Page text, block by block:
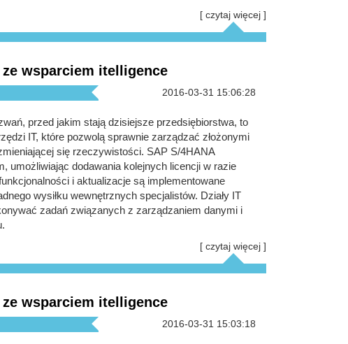
[ czytaj więcej ]
wsparciem itelligence
2016-03-31 15:06:28
przed jakim stają dzisiejsze przedsiębiorstwa, to
IT, które pozwolą sprawnie zarządzać złożonymi
się rzeczywistości. SAP S/4HANA
umożliwiając dodawania kolejnych licencji w razie
i aktualizacje są implementowane
wysiłku wewnętrznych specjalistów. Działy IT
zadań związanych z zarządzaniem danymi i
[ czytaj więcej ]
wsparciem itelligence
2016-03-31 15:03:18